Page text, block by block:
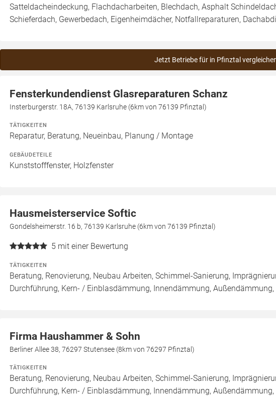
Satteldacheindeckung, Flachdacharbeiten, Blechdach, Asphalt
Schieferdach, Gewerbedach, Eigenheimdächer, Notfallreparaturen,
Jetzt Betriebe für in Pfinztal
Fensterkundendienst Glasreparaturen Schanz
Insterburgerstr. 18A, 76139 Karlsruhe (6km von 76139 Pfinztal)
TÄTIGKEITEN
Reparatur, Beratung, Neueinbau, Planung / Montage
GEBÄUDETEILE
Kunststofffenster, Holzfenster
Hausmeisterservice Softic
Gondelsheimerstr. 16 b, 76139 Karlsruhe (6km von 76139 Pfinztal)
5 mit einer Bewertung
TÄTIGKEITEN
Beratung, Renovierung, Neubau Arbeiten, Schimmel-Sanierung,
Durchführung, Kern- / Einblasdämmung, Innendämmung,
Firma Haushammer & Sohn
Berliner Allee 38, 76297 Stutensee (8km von 76297 Pfinztal)
TÄTIGKEITEN
Beratung, Renovierung, Neubau Arbeiten, Schimmel-Sanierung,
Durchführung, Kern- / Einblasdämmung, Innendämmung,